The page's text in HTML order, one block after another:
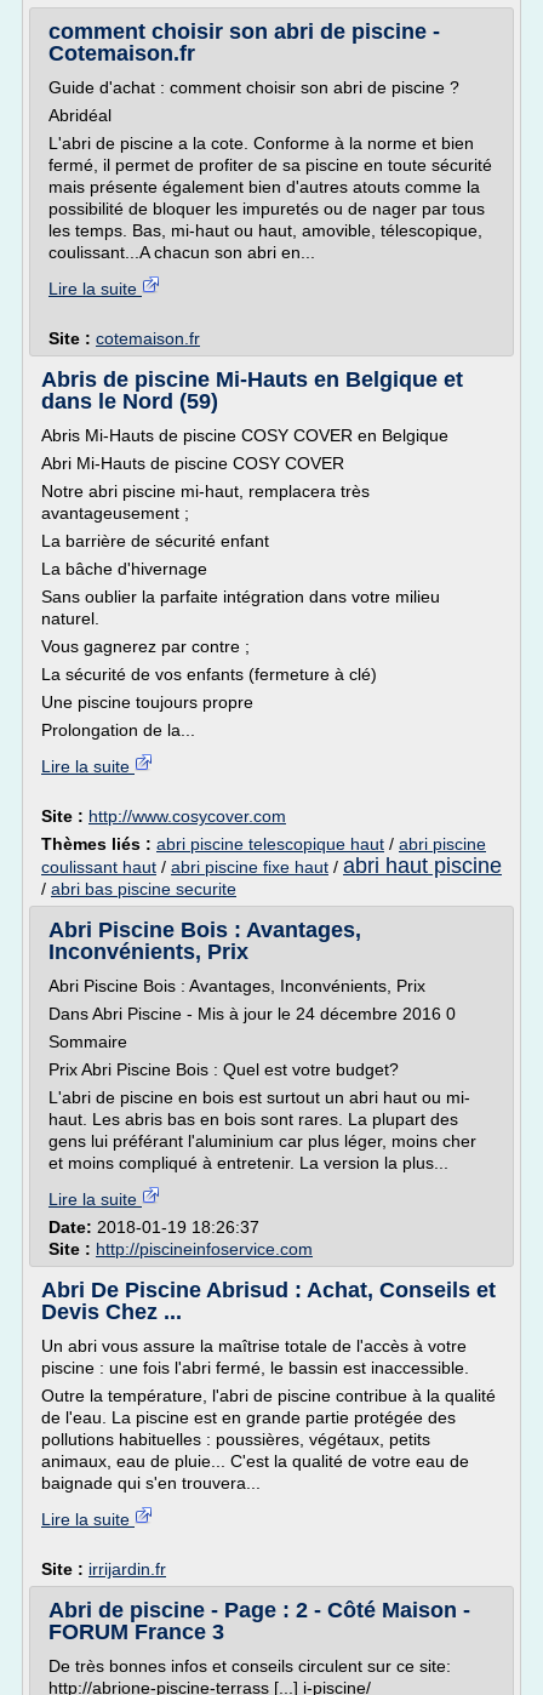
comment choisir son abri de piscine -
Cotemaison.fr
Guide d'achat : comment choisir son abri de piscine ?
Abridéal
L'abri de piscine a la cote. Conforme à la norme et bien
fermé, il permet de profiter de sa piscine en toute sécurité
mais présente également bien d'autres atouts comme la
possibilité de bloquer les impuretés ou de nager par tous
les temps. Bas, mi-haut ou haut, amovible, télescopique,
coulissant...A chacun son abri en...
Lire la suite
Site : cotemaison.fr
Abris de piscine Mi-Hauts en Belgique et
dans le Nord (59)
Abris Mi-Hauts de piscine COSY COVER en Belgique
Abri Mi-Hauts de piscine COSY COVER
Notre abri piscine mi-haut, remplacera très
avantageusement ;
La barrière de sécurité enfant
La bâche d'hivernage
Sans oublier la parfaite intégration dans votre milieu
naturel.
Vous gagnerez par contre ;
La sécurité de vos enfants (fermeture à clé)
Une piscine toujours propre
Prolongation de la...
Lire la suite
Site : http://www.cosycover.com
Thèmes liés : abri piscine telescopique haut / abri piscine
coulissant haut / abri piscine fixe haut / abri haut piscine
/ abri bas piscine securite
Abri Piscine Bois : Avantages,
Inconvénients, Prix
Abri Piscine Bois : Avantages, Inconvénients, Prix
Dans Abri Piscine - Mis à jour le 24 décembre 2016 0
Sommaire
Prix Abri Piscine Bois : Quel est votre budget?
L'abri de piscine en bois est surtout un abri haut ou mi-
haut. Les abris bas en bois sont rares. La plupart des
gens lui préférant l'aluminium car plus léger, moins cher
et moins compliqué à entretenir. La version la plus...
Lire la suite
Date: 2018-01-19 18:26:37
Site : http://piscineinfoservice.com
Abri De Piscine Abrisud : Achat, Conseils et
Devis Chez ...
Un abri vous assure la maîtrise totale de l'accès à votre
piscine : une fois l'abri fermé, le bassin est inaccessible.
Outre la température, l'abri de piscine contribue à la qualité
de l'eau. La piscine est en grande partie protégée des
pollutions habituelles : poussières, végétaux, petits
animaux, eau de pluie... C'est la qualité de votre eau de
baignade qui s'en trouvera...
Lire la suite
Site : irrijardin.fr
Abri de piscine - Page : 2 - Côté Maison -
FORUM France 3
De très bonnes infos et conseils circulent sur ce site:
http://abrione-piscine-terrass [...] i-piscine/